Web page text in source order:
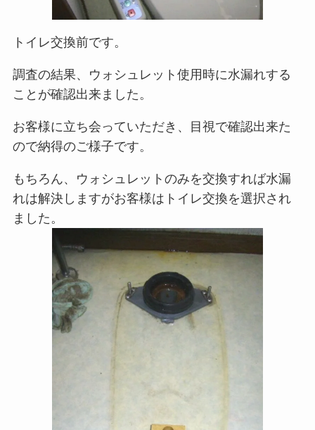
トイレ交換前です。
調査の結果、ウォシュレット使用時に水漏れする
ことが確認出来ました。
お客様に立ち会っていただき、目視で確認出来た
ので納得のご様子です。
もちろん、ウォシュレットのみを交換すれば水漏
れは解決しますがお客様はトイレ交換を選択され
ました。